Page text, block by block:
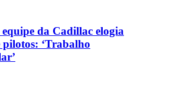
equipe da Cadillac elogia
‘Trabalho